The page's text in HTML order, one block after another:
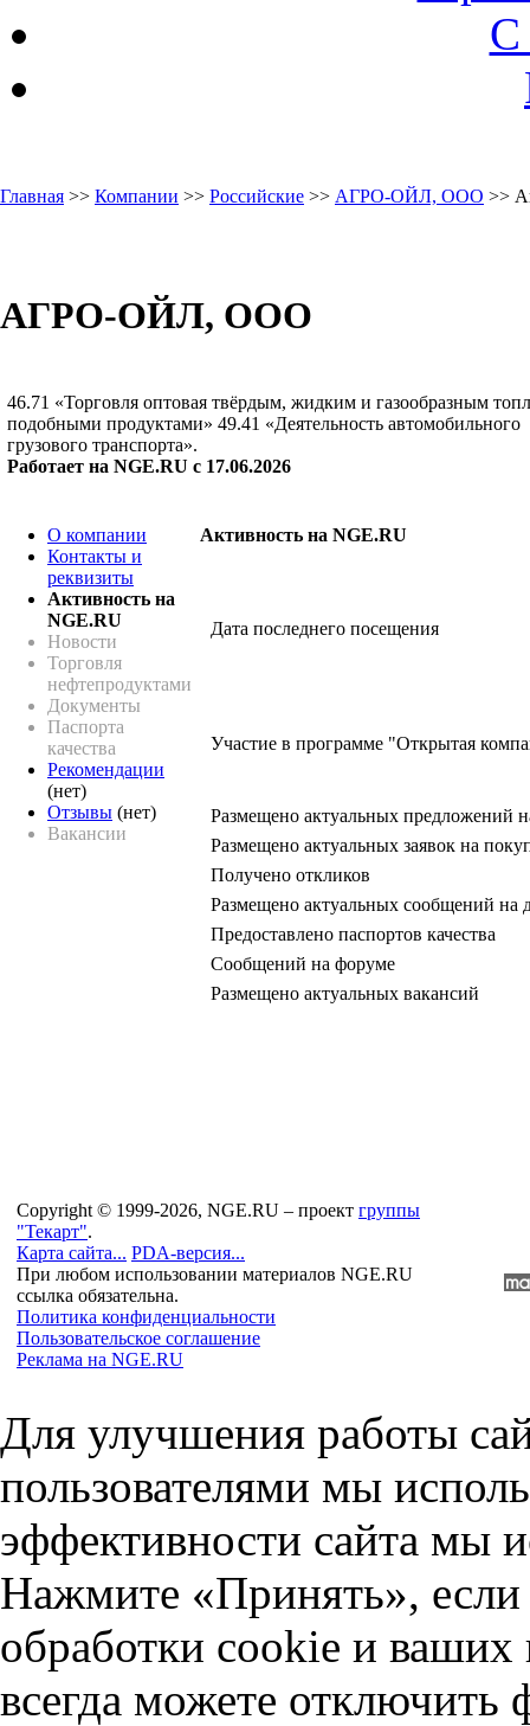
С
Главная >> Компании >> Российские >> АГРО-ОЙЛ, ООО >>
АГРО-ОЙЛ, ООО
46.71 «Торговля оптовая твёрдым, жидким и газообразным
подобными продуктами» 49.41 «Деятельность автомобильного
грузового транспорта».
Работает на NGE.RU с 17.06.2026
О компании
Контакты и
реквизиты
Активность на
NGE.RU
Новости
Торговля
нефтепродуктами
Документы
Паспорта
качества
Рекомендации
(нет)
Отзывы (нет)
Вакансии
Активность на NGE.RU
Дата последнего посещения
Участие в программе "Открытая
Размещено актуальных предложений
Размещено актуальных заявок на
Получено откликов
Размещено актуальных сообщений на
Предоставлено паспортов качества
Сообщений на форуме
Размещено актуальных вакансий
Copyright © 1999-2026, NGE.RU – проект группы
"Текарт".
Карта сайта... PDA-версия...
При любом использовании материалов NGE.RU
ссылка обязательна.
Политика конфиденциальности
Пользовательское соглашение
Реклама на NGE.RU
Для улучшения работы
пользователями мы
эффективности сайта мы
Нажмите «Принять», если
обработки cookie и
всегда можете отключить